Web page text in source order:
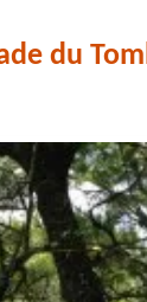
du